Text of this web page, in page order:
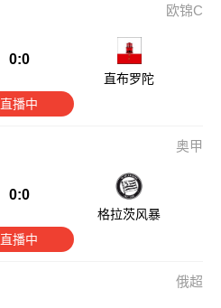
欧锦C
0:0
直布罗陀
直播中
奥甲
0:0
格拉茨风暴
直播中
俄超